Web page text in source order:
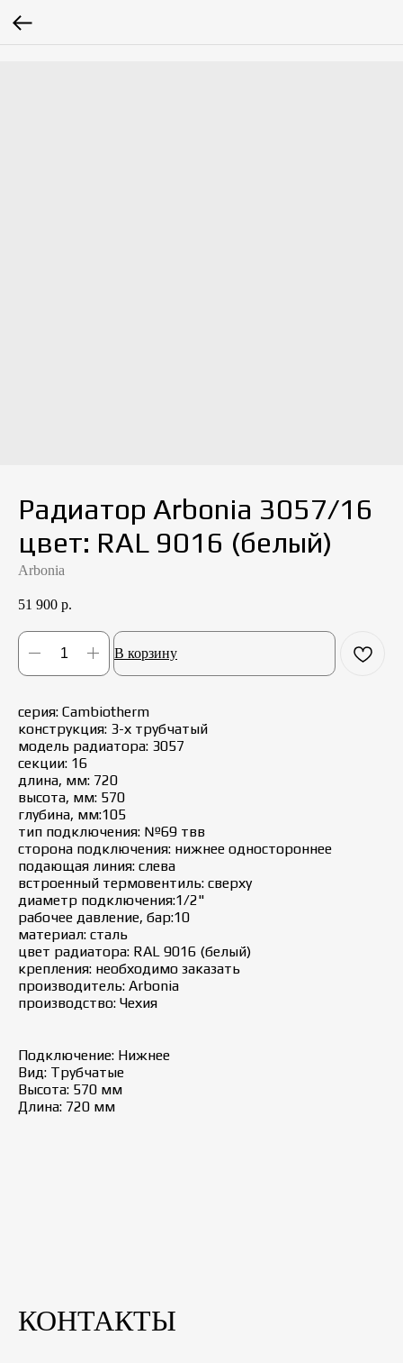
Радиатор Arbonia 3057/16
цвет: RAL 9016 (белый)
Arbonia
51 900 р.
В корзину
серия: Cambiotherm
конструкция: 3-х трубчатый
модель радиатора: 3057
секции: 16
длина, мм: 720
высота, мм: 570
глубина, мм:105
тип подключения: №69 твв
сторона подключения: нижнее одностороннее
подающая линия: слева
встроенный термовентиль: сверху
диаметр подключения:1/2"
рабочее давление, бар:10
материал: сталь
цвет радиатора: RAL 9016 (белый)
крепления: необходимо заказать
производитель: Arbonia
производство: Чехия
Подключение: Нижнее
Вид: Трубчатые
Высота: 570 мм
Длина: 720 мм
КОНТАКТЫ